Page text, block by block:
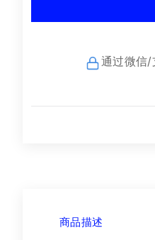
通过微信/
商品描述